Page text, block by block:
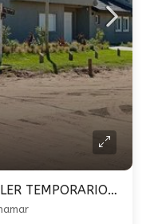
CODIGO 678 – CASA ALQUILER TEMPORARIO 4 DORMITORIOS CON PILETA – PINAMAR NORTE